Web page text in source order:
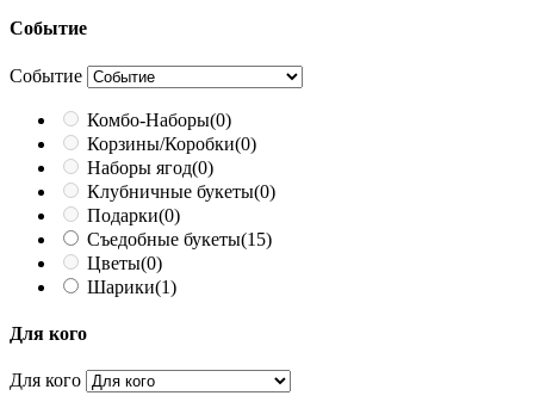
Событие
Событие
Комбо-Наборы(0)
Корзины/Коробки(0)
Наборы ягод(0)
Клубничные букеты(0)
Подарки(0)
Съедобные букеты(15)
Цветы(0)
Шарики(1)
Для кого
Для кого